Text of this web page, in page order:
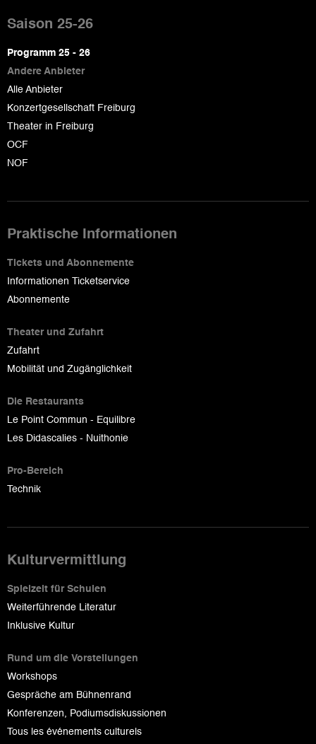
de
page
Saison 25-26
Programm 25 - 26
Andere Anbieter
Alle Anbieter
Konzertgesellschaft Freiburg
Theater in Freiburg
OCF
NOF
Praktische Informationen
Tickets und Abonnemente
Informationen Ticketservice
Abonnemente
Theater und Zufahrt
Zufahrt
Mobilität und Zugänglichkeit
Die Restaurants
Le Point Commun - Equilibre
Les Didascalies - Nuithonie
Pro-Bereich
Technik
Kulturvermittlung
Spielzeit für Schulen
Weiterführende Literatur
Inklusive Kultur
Rund um die Vorstellungen
Workshops
Gespräche am Bühnenrand
Konferenzen, Podiumsdiskussionen
Tous les événements culturels